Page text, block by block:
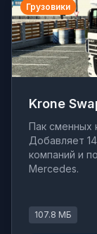
Грузовики
Krone
Пак сменных
Добавляет
компаний и
Mercedes.
107.8 МБ